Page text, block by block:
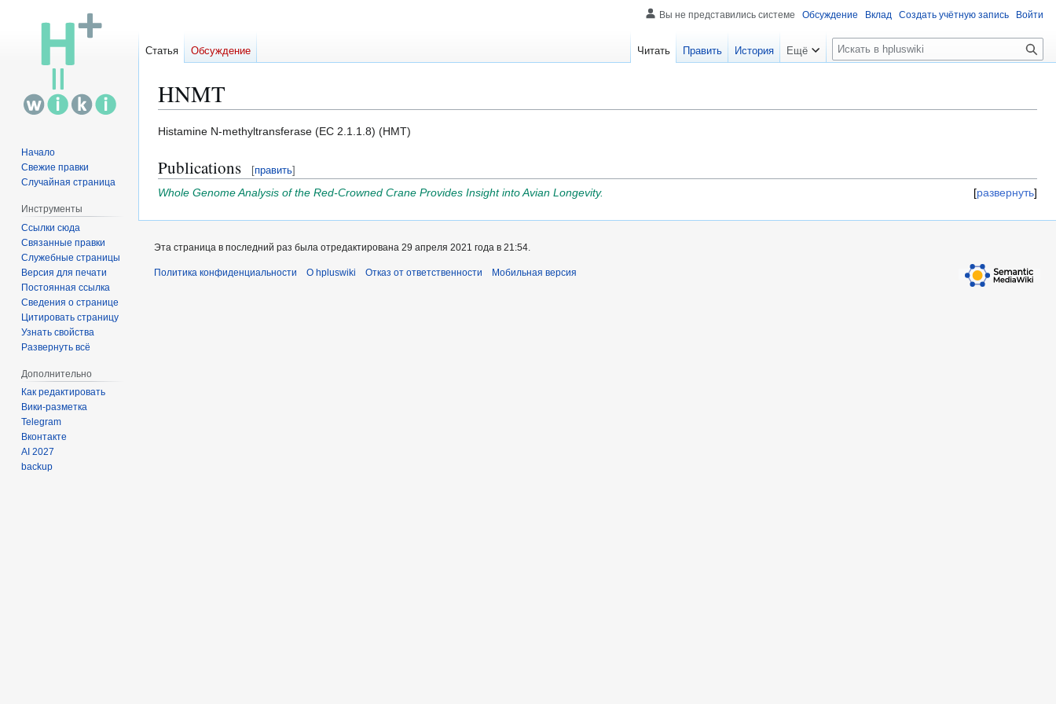
HNMT
Перейти
навигации
Перейти
поиску
Histamine N-methyltransferase (EC 2.1.1.8) (HMT)
Publications [править]
развернуть
Whole Genome Analysis of the Red-Crowned Crane Provides Insight into Avian Longevity.
Вы не представились системе Обсуждение Вклад Создать учётную запись Войти
Статья Обсуждение Читать Править История Ещё
П
о
к
Начало
Свежие правки
Случайная страница
Инструменты
Ссылки сюда
Связанные правки
Служебные страницы
Версия для печати
Постоянная ссылка
Сведения о странице
Цитировать страницу
Узнать свойства
Развернуть всё
Дополнительно
Как редактировать
Вики-разметка
Telegram
Вконтакте
AI 2027
backup
Эта страница в последний раз была отредактирована 29 апреля 2021 года в 21:54.
Политика конфиденциальности О hpluswiki Отказ от ответственности Мобильная версия